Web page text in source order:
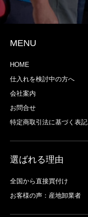
MENU
HOME
仕入れを検討中の方へ
会社案内
お問合せ
特定商取引法に基づく表記
選ばれる理由
全国から直接買付け
お客様の声：産地卸業者